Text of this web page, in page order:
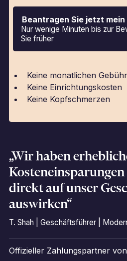
Beantragen Sie jetzt
Nur wenige Minuten bis zur
Sie früher
Keine monatlichen
Keine Einrichtungskosten
Keine Kopfschmerzen
„Wir haben
direkt auf unser
auswirken“
T. Shah | Geschäftsführer |
Offizieller Zahlungspartner von